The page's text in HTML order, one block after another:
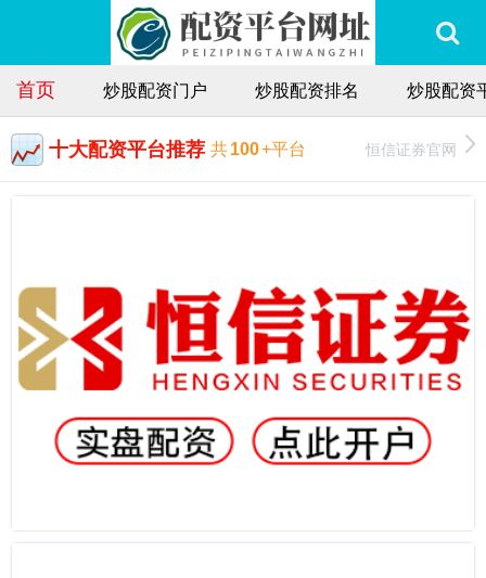
首页 炒股配资门户 炒股配资排名 炒股配资
十大配资平台推荐 共100+平台 恒信证券官网